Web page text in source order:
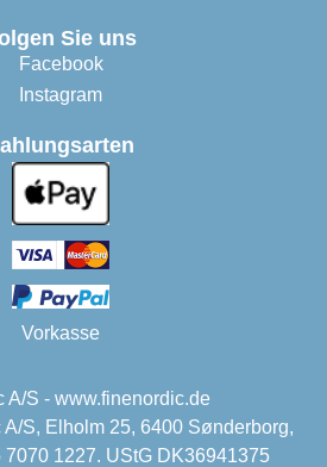
Sie uns
Facebook
Instagram
Vorkasse
A/S - www.finenordic.de
S, Elholm 25, 6400 Sønderborg,
7070 1227. UStG DK36941375